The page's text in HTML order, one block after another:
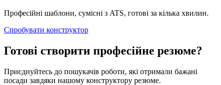
Професійні шаблони, сумісні з ATS, готові за кілька хвилин.
Спробувати конструктор
Готові створити професійне резюме?
Приєднуйтесь до пошукачів роботи, які отримали бажані
посади завдяки нашому конструктору резюме.